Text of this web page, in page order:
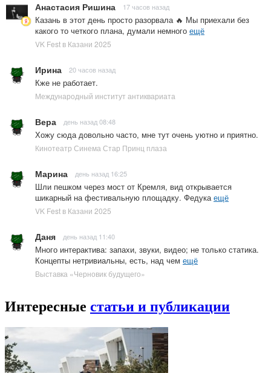
Анастасия Ришина 17 часов назад
Казань в этот день просто разорвала 🔥 Мы приехали без
какого то четкого плана, думали немного ещё
VK Fest в Казани 2025
Ирина 20 часов назад
Кже не работает.
Международный институт антиквариата
Вера день назад 08:48
Хожу сюда довольно часто, мне тут очень уютно и приятно.
Кинотеатр Синема Стар Принц плаза
Марина день назад 16:25
Шли пешком через мост от Кремля, вид открывается
шикарный на фестивальную площадку. Федукаещё
VK Fest в Казани 2025
Даня день назад 11:40
Много интерактива: запахи, звуки, видео; не только статика.
Концепты нетривиальны, есть, над чем ещё
Выставка «Черновик будущего»
Интересные статьи и публикации